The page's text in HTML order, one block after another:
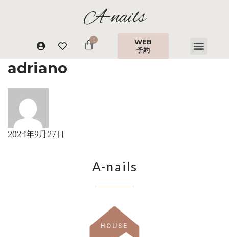
A-nails
WEB
予約
adriano
2024年9月27日
A-nails